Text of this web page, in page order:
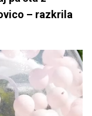
– razkrila